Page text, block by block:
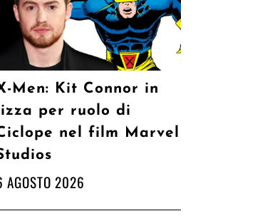
Men: Kit Connor in
lizza per ruolo di
nel film Marvel
AGOSTO 2026